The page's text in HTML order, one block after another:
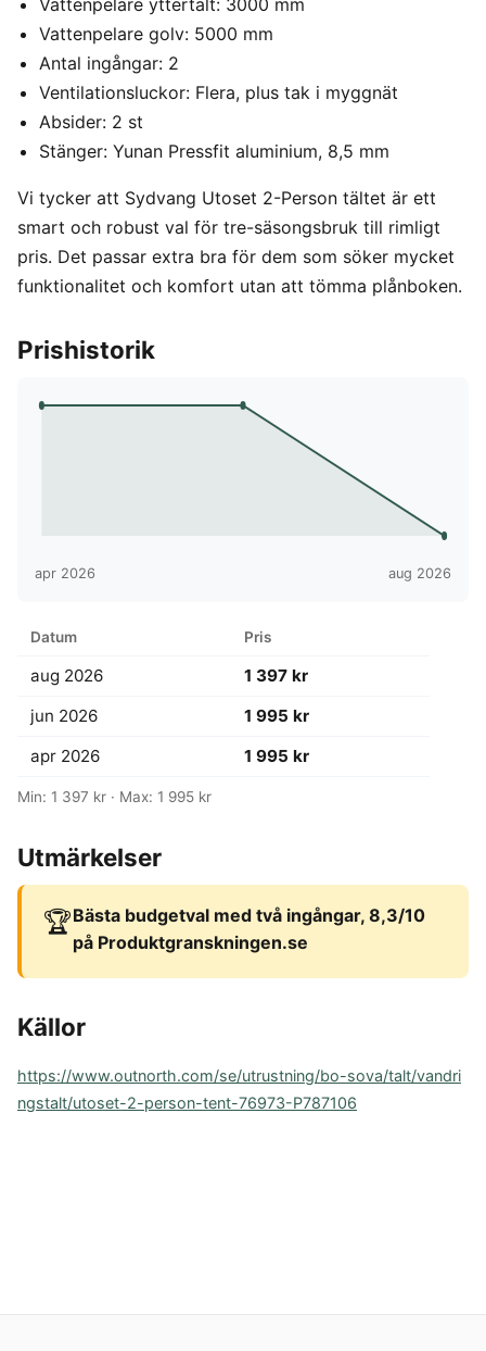
Vattenpelare yttertält: 3000 mm
Vattenpelare golv: 5000 mm
Antal ingångar: 2
Ventilationsluckor: Flera, plus tak i myggnät
Absider: 2 st
Stänger: Yunan Pressfit aluminium, 8,5 mm
Vi tycker att Sydvang Utoset 2-Person tältet är ett
smart och robust val för tre-säsongsbruk till rimligt
pris. Det passar extra bra för dem som söker mycket
funktionalitet och komfort utan att tömma plånboken.
Prishistorik
apr 2026 aug 2026
Datum Pris
aug 2026
1 397 kr
jun 2026
1 995 kr
apr 2026
1 995 kr
Min: 1 397 kr · Max: 1 995 kr
Utmärkelser
🏆Bästa budgetval med två ingångar, 8,3/10
på Produktgranskningen.se
Källor
https://www.outnorth.com/se/utrustning/bo-sova/talt/vandri
ngstalt/utoset-2-person-tent-76973-P787106